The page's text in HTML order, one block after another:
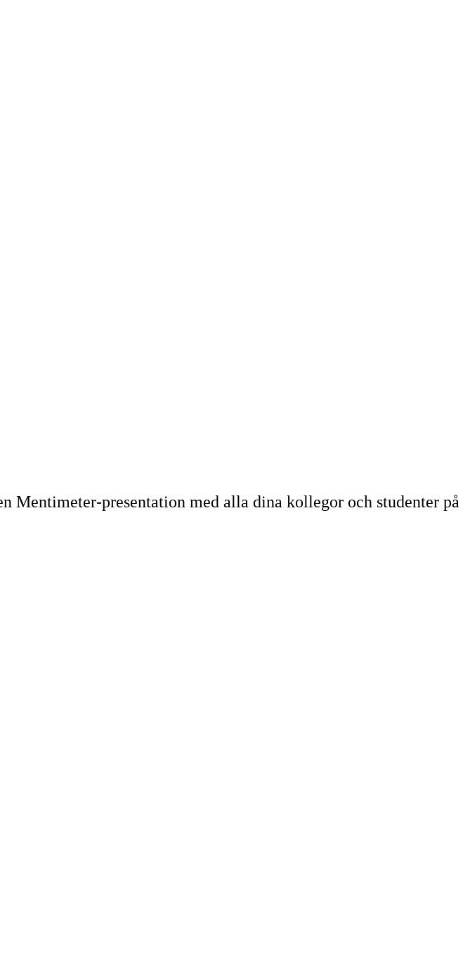
Mentimeter-presentation med alla dina kollegor och studenter på